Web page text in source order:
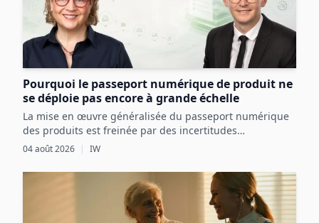
Pourquoi le passeport numérique de produit ne
se déploie pas encore à grande échelle
La mise en œuvre généralisée du passeport numérique
des produits est freinée par des incertitudes
réglementaires, des défis techniques et des coûts
l’économie circulaire.
04 août 2026 IW